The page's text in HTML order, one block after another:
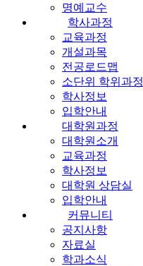
명예교수
학사과정
교육과정
개설과목
전공로드맵
소단위 학위과정
학사정보
입학안내
대학원과정
대학원소개
교육과정
학사정보
대학원 상담실
입학안내
커뮤니티
공지사항
자료실
학과소식